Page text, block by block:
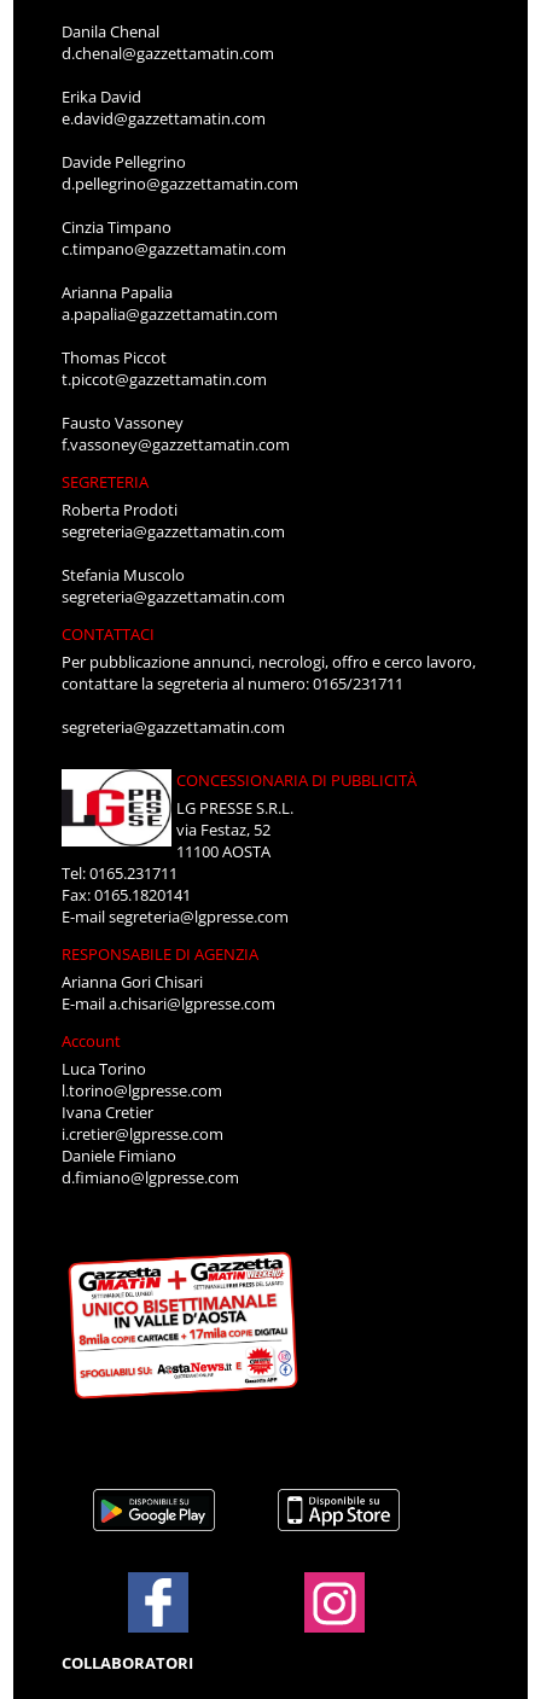
Danila Chenal
d.chenal@gazzettamatin.com
Erika David
e.david@gazzettamatin.com
Davide Pellegrino
d.pellegrino@gazzettamatin.com
Cinzia Timpano
c.timpano@gazzettamatin.com
Arianna Papalia
a.papalia@gazzettamatin.com
Thomas Piccot
t.piccot@gazzettamatin.com
Fausto Vassoney
f.vassoney@gazzettamatin.com
SEGRETERIA
Roberta Prodoti
segreteria@gazzettamatin.com
Stefania Muscolo
segreteria@gazzettamatin.com
CONTATTACI
Per pubblicazione annunci, necrologi, offro e cerco lavoro,
contattare la segreteria al numero: 0165/231711
segreteria@gazzettamatin.com
CONCESSIONARIA DI PUBBLICITÀ
LG PRESSE S.R.L.
via Festaz, 52
11100 AOSTA
Tel: 0165.231711
Fax: 0165.1820141
E-mailsegreteria@lgpresse.com
RESPONSABILE DI AGENZIA
Arianna Gori Chisari
E-maila.chisari@lgpresse.com
Account
Luca Torino
l.torino@lgpresse.com
Ivana Cretier
i.cretier@lgpresse.com
Daniele Fimiano
d.fimiano@lgpresse.com
COLLABORATORI